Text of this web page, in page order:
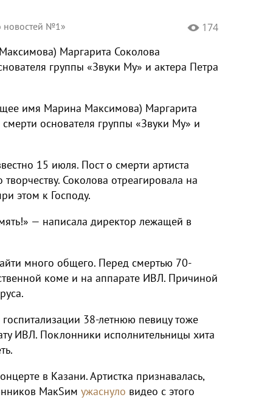
новостей №1» 174
Маргарита Соколова
группы «Звуки Му» и актера Петра
имя Марина Максимова) Маргарита
основателя группы «Звуки Му» и
15 июля. Пост о смерти артиста
Соколова отреагировала на
этом к Господу.
— написала директор лежащей в
много общего. Перед смертью 70-
коме и на аппарате ИВЛ. Причиной
38-летнюю певицу тоже
ИВЛ. Поклонники исполнительницы хита
в Казани. Артистка признавалась,
МакSим ужаснуло видео с этого